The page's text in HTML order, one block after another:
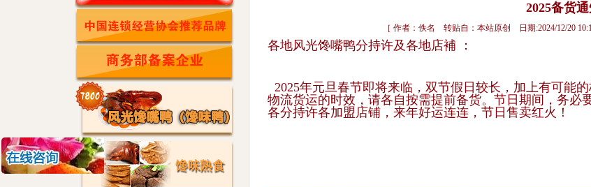
2025备货
［ 作者：佚名 转贴自：本站原创 日期:2024/12/20
各地风光馋嘴鸭分持许及各地店補 ：
2025年元旦春节即将来临，双节假日较长，加上有可能
物流货运的时效，请各自按需提前备货。节日期间，务必
各分持许各加盟店铺，来年好运连连，节日售卖红火！